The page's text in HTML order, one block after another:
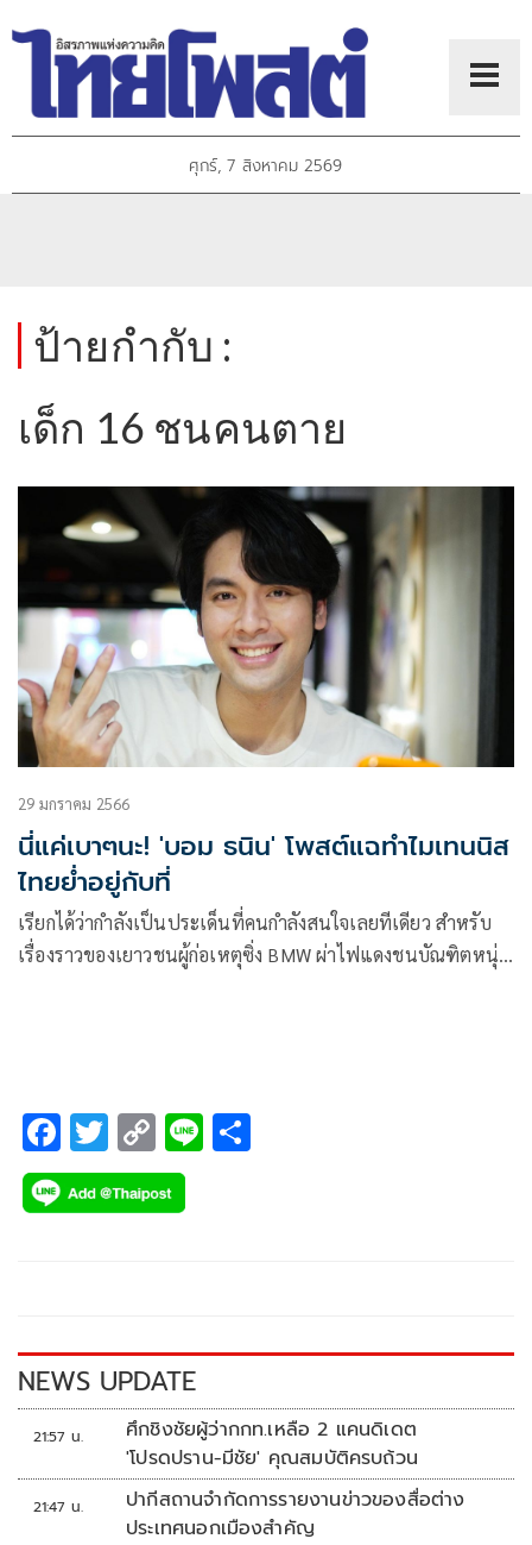
ศุกร์, 7 สิงหาคม 2569
ป้ายกำกับ :
เด็ก 16 ชนคนตาย
29 มกราคม 2566
นี่แค่เบาๆนะ! 'บอม ธนิน' โพสต์แฉทำไมเทนนิส
ไทยย่ำอยู่กับที่
เรียกได้ว่ากำลังเป็นประเด็นที่คนกำลังสนใจเลยทีเดียว สำหรับ
เรื่องราวของเยาวชนผู้ก่อเหตุซิ่ง BMW ผ่าไฟแดงชนบัณฑิตหนุ่ม
เป็นตัวแทนทีมชาติไทยเป็นที่เรียบร้อยแล้ว
F
ac
e
k
T
wi
tt
C
o
p
k
Li
NEWS UPDATE
21:57 น.
ศึกชิงชัยผู้ว่ากกท.เหลือ 2 แคนดิเดต
'โปรดปราน-มีชัย' คุณสมบัติครบถ้วน
21:47 น.
ปากีสถานจำกัดการรายงานข่าวของสื่อต่าง
ประเทศนอกเมืองสำคัญ